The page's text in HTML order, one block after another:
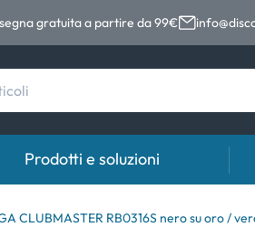
gratuita a partire da 99€
Tempo di usura
Prodotti e soluzioni
Soluzioni
CLUBMASTER RB0316S nero su oro /